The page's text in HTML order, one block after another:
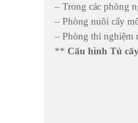
– Trong các phòng
– Phòng nuôi cấy
– Phòng thí nghiệm
** Cấu hình Tủ